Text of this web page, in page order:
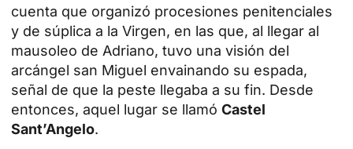
cuenta que organizó procesiones penitenciales
y de súplica a la Virgen, en las que, al llegar al
mausoleo de Adriano, tuvo una visión del
arcángel san Miguel envainando su espada,
señal de que la peste llegaba a su fin. Desde
entonces, aquel lugar se llamó Castel
Sant’Angelo.